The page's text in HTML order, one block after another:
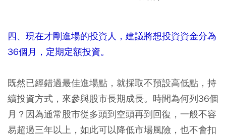
四、現在才剛進場的投資人，建議將想投資資金分為
36個月，定期定額投資。
既然已經錯過最佳進場點，就採取不預設高低點，持
續投資方式，來參與股市長期成長。時間為何列36個
月？因為通常股市從多頭到空頭再到回復，一般不容
易超過三年以上，如此可以降低市場風險，也不會扣